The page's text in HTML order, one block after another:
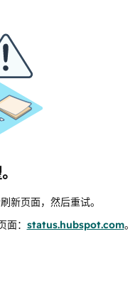
新页面，然后重试。
： status.hubspot.com。